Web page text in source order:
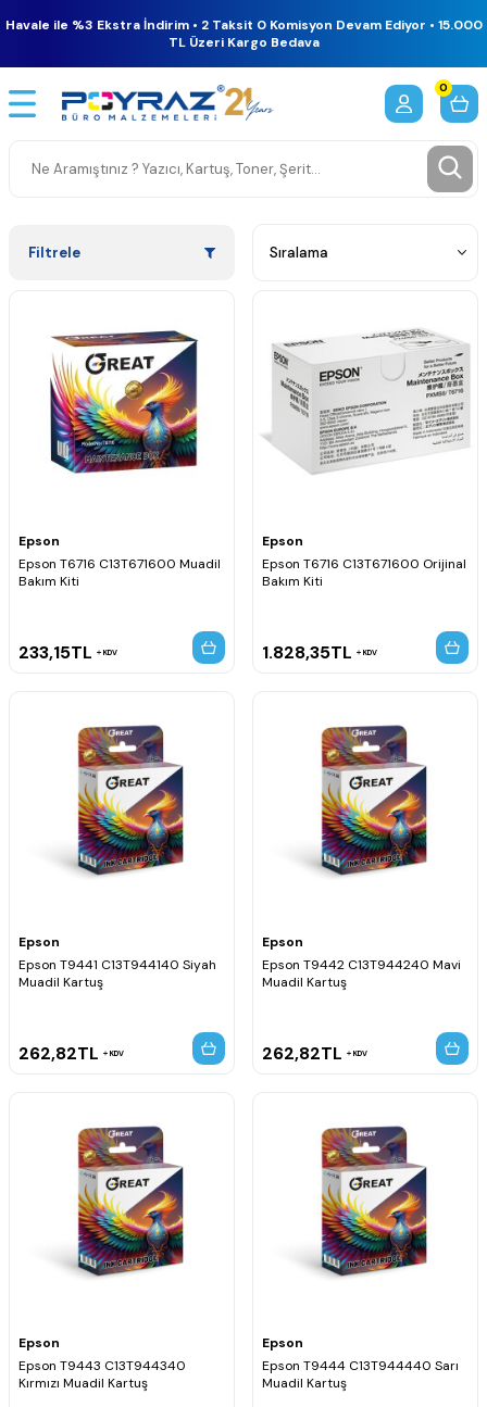
Havale ile %3 Ekstra İndirim • 2 Taksit 0 Komisyon Devam Ediyor • 15.000
TL Üzeri Kargo Bedava
0
Filtrele
Epson
Epson T6716 C13T671600 Muadil
Bakım Kiti
233,15TL KDV
Epson
Epson T6716 C13T671600 Orijinal
Bakım Kiti
1.828,35TL KDV
Epson
Epson T9441 C13T944140 Siyah
Muadil Kartuş
262,82TL KDV
Epson
Epson T9442 C13T944240 Mavi
Muadil Kartuş
262,82TL KDV
Epson
Epson T9443 C13T944340
Kırmızı Muadil Kartuş
Epson
Epson T9444 C13T944440 Sarı
Muadil Kartuş